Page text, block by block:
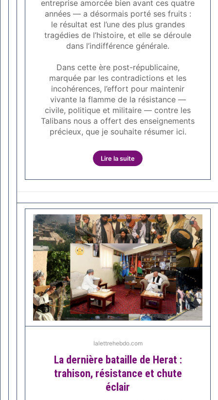
entreprise amorcée bien avant ces quatre
années — a désormais porté ses fruits :
le résultat est l’une des plus grandes
tragédies de l’histoire, et elle se déroule
dans l’indifférence générale.
Dans cette ère post-républicaine,
marquée par les contradictions et les
incohérences, l’effort pour maintenir
vivante la flamme de la résistance —
civile, politique et militaire — contre les
Talibans nous a offert des enseignements
précieux, que je souhaite résumer ici.
Lire la suite
lalettrehebdo.com
La dernière bataille de Herat :
trahison, résistance et chute
éclair